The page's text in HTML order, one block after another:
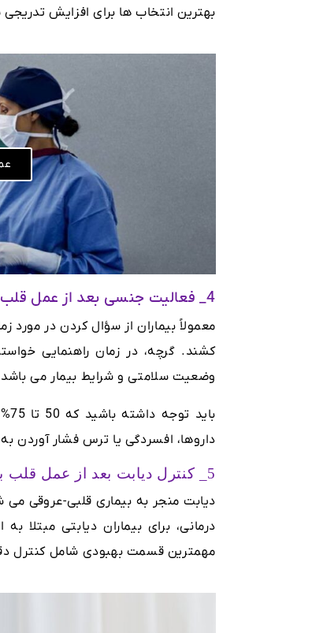
بهترین انتخاب ها برای افزایش
4_ فعالیت جنسی بعد از عمل قلب
معمولاً بیماران از سؤال کردن در
کشند. گرچه، در زمان راهنمایی
وضعیت سلامتی و شرایط بیمار می
داروها، افسردگی یا ترس فشار آوردن
5_ کنترل دیابت بعد از عمل قلب باز
دیابت منجر به بیماری قلبی-عروقی
درمانی، برای بیماران دیابتی
مهمترین قسمت بهبودی شامل کنترل